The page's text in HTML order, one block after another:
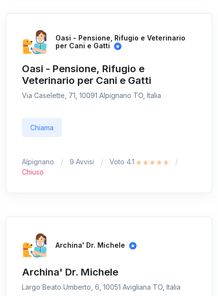
Oasi - Pensione, Rifugio e Veterinario
per Cani e Gatti
Oasi - Pensione, Rifugio e
Veterinario per Cani e Gatti
Via Caselette, 71, 10091 Alpignano TO, Italia
Chiama
Alpignano 9 Avvisi
Voto 4.1
Chiuso
Archina' Dr. Michele
Archina' Dr. Michele
Largo Beato Umberto, 6, 10051 Avigliana TO, Italia